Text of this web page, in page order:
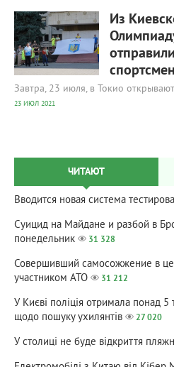
Из
Завтра, 23 июля, в Токио
23 ИЮЛ 2021
ЧИТАЮТ
Вводится новая система
Суицид на Майдане и разбой в
понедельник
31 328
Совершивший самосожжение в
участником АТО
31 212
У Києві поліція отримала понад
щодо пошуку ухилянтів
27 020
У столиці не буде відкриття